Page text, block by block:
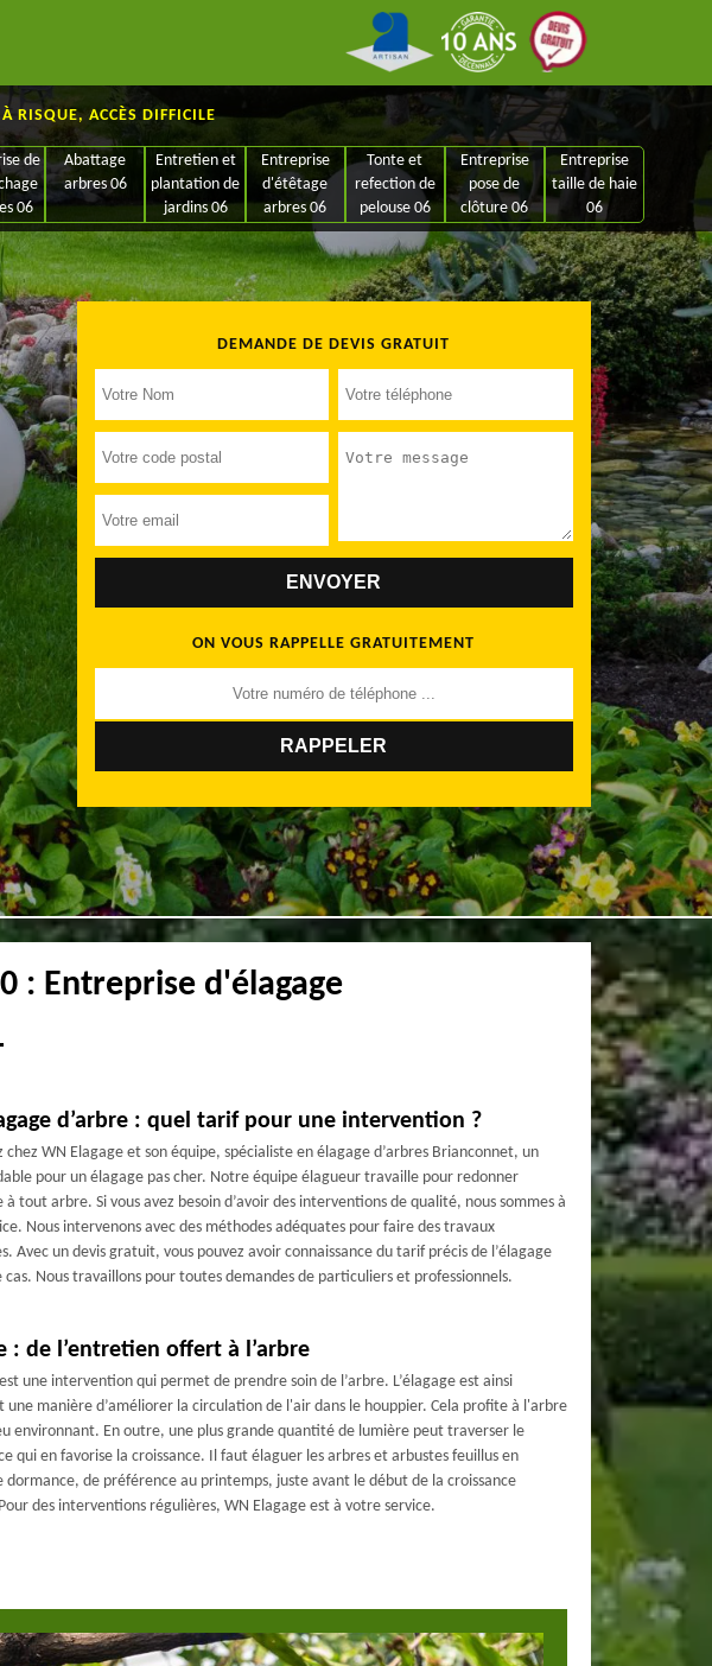
RISQUE, ACCÈS DIFFICILE
de
06
Abattage
arbres 06
Entretien et
plantation de
jardins 06
Entreprise
d'étêtage
arbres 06
Tonte et
refection de
pelouse 06
Entreprise
pose de
clôture 06
Entreprise
taille de haie
06
DEMANDE DE DEVIS GRATUIT
ON VOUS RAPPELLE GRATUITEMENT
: Entreprise d'élagage
d’arbre : quel tarif pour une intervention ?
chez WN Elagage et son équipe, spécialiste en élagage d’arbres Brianconnet, un
pour un élagage pas cher. Notre équipe élagueur travaille pour redonner
à tout arbre. Si vous avez besoin d’avoir des interventions de qualité, nous sommes à
Nous intervenons avec des méthodes adéquates pour faire des travaux
Avec un devis gratuit, vous pouvez avoir connaissance du tarif précis de l’élagage
cas. Nous travaillons pour toutes demandes de particuliers et professionnels.
: de l’entretien offert à l’arbre
est une intervention qui permet de prendre soin de l’arbre. L’élagage est ainsi
une manière d’améliorer la circulation de l'air dans le houppier. Cela profite à l'arbre
environnant. En outre, une plus grande quantité de lumière peut traverser le
qui en favorise la croissance. Il faut élaguer les arbres et arbustes feuillus en
dormance, de préférence au printemps, juste avant le début de la croissance
des interventions régulières, WN Elagage est à votre service.